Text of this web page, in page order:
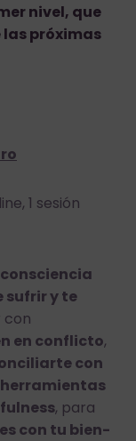
nivel, que
próximas
1 sesión
sufrir y te
con
en conflicto,
con
, para
con tu bien-